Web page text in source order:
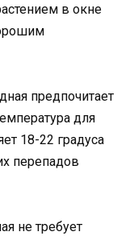
в окне
предпочитает
для
18-22 градуса
перепадов
не требует